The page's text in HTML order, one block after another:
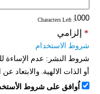
: Characters Left
إلزامي *
شروط الاستخدام
شروط النشر: عدم الإساءة
أو الذات الالهية.
اُوافق على شروط